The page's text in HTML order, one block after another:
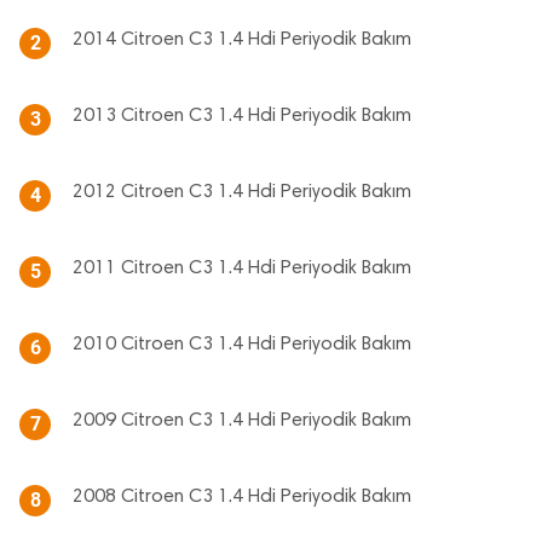
2 2014 Citroen C3 1.4 Hdi Periyodik Bakım
3 2013 Citroen C3 1.4 Hdi Periyodik Bakım
4 2012 Citroen C3 1.4 Hdi Periyodik Bakım
5 2011 Citroen C3 1.4 Hdi Periyodik Bakım
6 2010 Citroen C3 1.4 Hdi Periyodik Bakım
7 2009 Citroen C3 1.4 Hdi Periyodik Bakım
8 2008 Citroen C3 1.4 Hdi Periyodik Bakım